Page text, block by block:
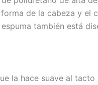
de la cabeza y
también está
la hace suave al